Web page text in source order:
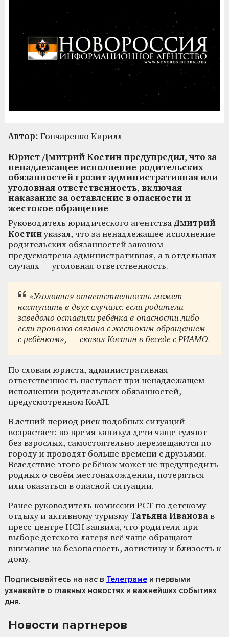
Автор: Гончаренко Кирилл
Юрист Дмитрий Костин предупредил, что за
ненадлежащее исполнение родительских
обязанностей грозит административная или
уголовная ответственность, включая
наказание за оставление в опасности и
жестокое обращение
Руководитель юридического агентства Дмитрий
Костинуказал, что за ненадлежащее исполнение
родительских обязанностей законом
предусмотрена административная, а в отдельных
случаях — уголовная ответственность.
«Уголовная ответственность может
наступить в двух случаях: если родители
заведомо оставили ребёнка в опасности либо
если пропажа связана с жестоким обращением
с ребёнком», — сказал Костин в беседе с РИАМО.
По словам юриста, административная
ответственность наступает при ненадлежащем
исполнении родительских обязанностей,
предусмотренном КоАП.
В летний период риск подобных ситуаций
возрастает: во время каникул дети чаще гуляют
без взрослых, самостоятельно перемещаются по
городу и проводят больше времени с друзьями.
Вследствие этого ребёнок может не предупредить
родных о своём местонахождении, потеряться
или оказаться в опасной ситуации.
Ранее руководитель комиссии РСТ по детскому
отдыху и активному туризму Татьяна Иванова в
пресс-центре НСН заявила, что родители при
выборе детского лагеря всё чаще обращают
внимание на безопасность, логистику и близость к
дому.
Подписывайтесь на нас в Телеграме и первыми
узнавайте о главных новостях и важнейших событиях
дня.
Новости партнеров